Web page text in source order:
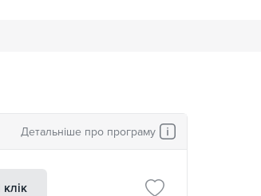
Детальніше про програму
клік